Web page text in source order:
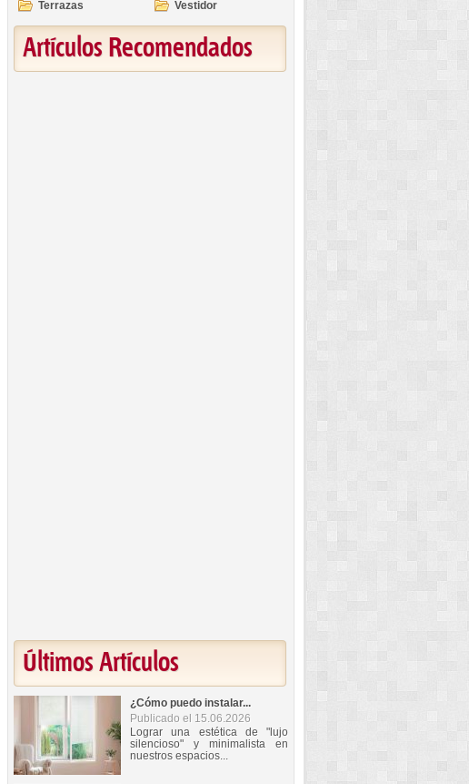
Terrazas
Vestidor
Artículos Recomendados
Últimos Artículos
¿Cómo puedo instalar...
Publicado el 15.06.2026
Lograr una estética de "lujo
silencioso" y minimalista en
nuestros espacios...